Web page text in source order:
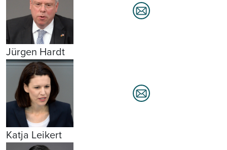
Jürgen Hardt
Katja Leikert